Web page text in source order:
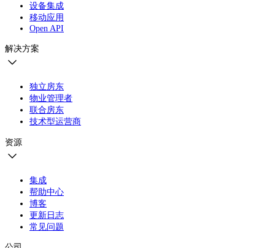
设备集成
移动应用
Open API
解决方案
独立房东
物业管理者
联合房东
技术型运营商
资源
集成
帮助中心
博客
更新日志
常见问题